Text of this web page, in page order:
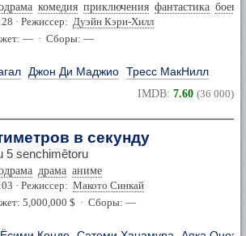
комедия приключения фантастика
· Режиссер: Дуэйн Кэри-Хилл
— · Сборы: —
Джон Ди Маджио Тресс МакНилл
IMDB: 7.60 (36 000)
в секунду
5 senchimêtoru
драма аниме
· Режиссер: Макото Синкай
5,000,000 $ · Сборы: —